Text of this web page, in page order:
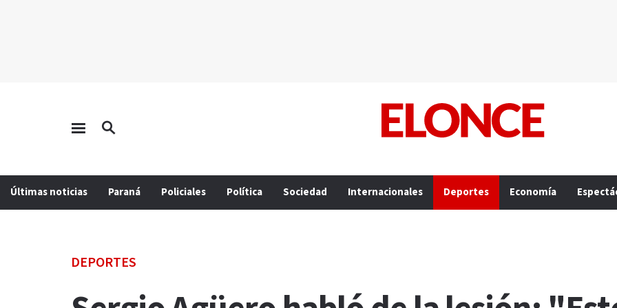
Últimas noticias Paraná Policiales Política Sociedad Internacionales Deportes Economía
DEPORTES